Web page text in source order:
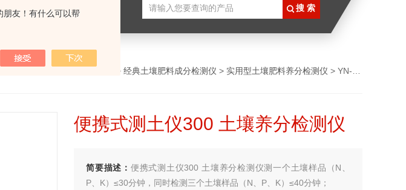
朋友！有什么可以帮
验室建设
> 经典土壤肥料成分检测仪 > 实用型土壤肥料养分检测仪 > YN-300便携式测土仪300 土壤养分检测仪
便携式测土仪300 土壤养分检测仪
简要描述： 便携式测土仪300 土壤养分检测仪测一个土壤样品（N、
P、K）≤30分钟，同时检测三个土壤样品（N、P、K）≤40分钟；